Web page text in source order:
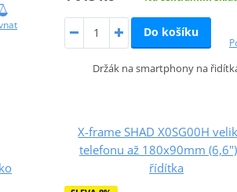
Do košíku
Držák na smartphony na
X-frame SHAD X0SG00H
telefonu až 180x90mm
řídítka